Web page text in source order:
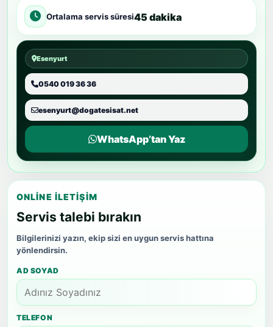
Ortalama servis süresi45 dakika
Esenyurt
0540 019 36 36
esenyurt@dogatesisat.net
WhatsApp’tan Yaz
ONLINE İLETIŞIM
Servis talebi bırakın
Bilgilerinizi yazın, ekip sizi en uygun servis hattına
yönlendirsin.
AD SOYAD
TELEFON